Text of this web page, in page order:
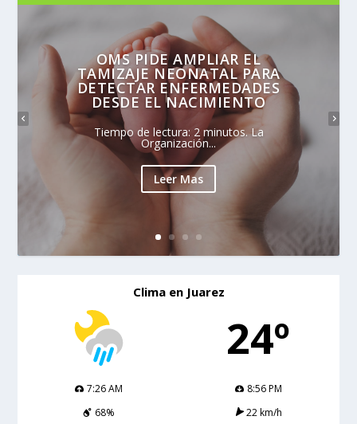
OMS PIDE AMPLIAR EL
TAMIZAJE NEONATAL PARA
DETECTAR ENFERMEDADES
DESDE EL NACIMIENTO
Tiempo de lectura: 2 minutos. La
Organización...
Leer Mas
Clima en Juarez
24º
7:26 AM
8:56 PM
68%
22 km/h